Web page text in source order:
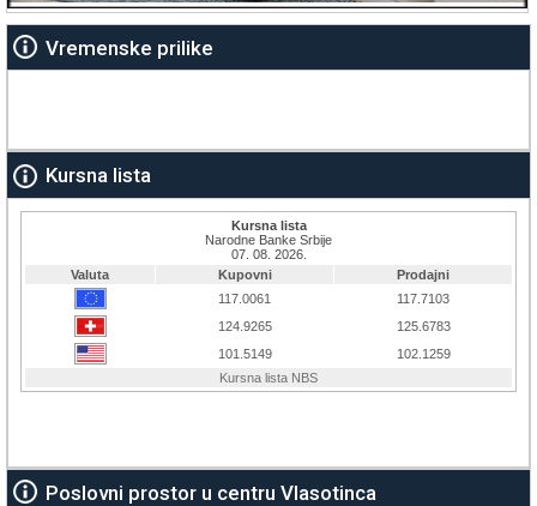
Vremenske prilike
Kursna lista
Poslovni prostor u centru Vlasotinca